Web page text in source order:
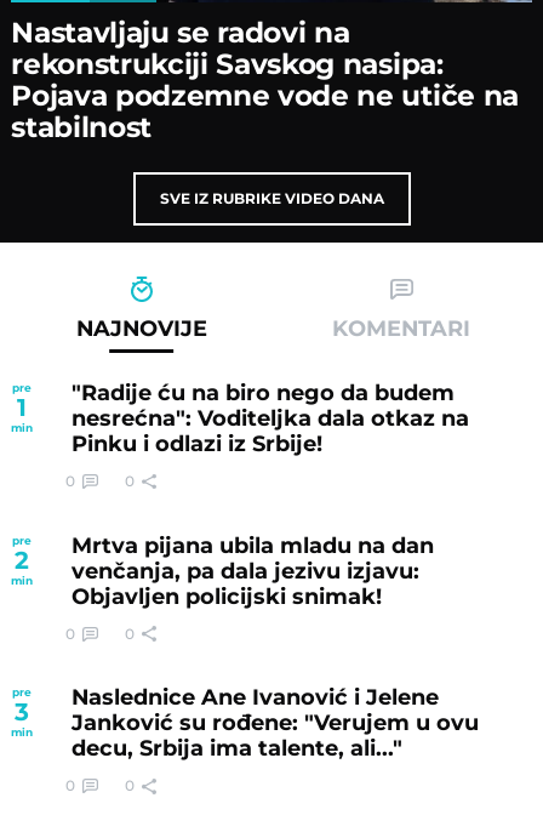
Nastavljaјu se radovi na
rekonstrukciјi Savskog nasipa:
Poјava podzemne vode ne utiče na
stabilnost
SVE IZ RUBRIKE VIDEO DANA
NAJNOVIJE KOMENTARI
pre
1
min
"Radije ću na biro nego da budem
nesrećna": Voditeljka dala otkaz na
Pinku i odlazi iz Srbije!
0 0
pre
2
min
Mrtva pijana ubila mladu na dan
venčanja, pa dala jezivu izjavu:
Objavljen policijski snimak!
0 0
pre
3
min
Naslednice Ane Ivanović i Jelene
Janković su rođene: "Verujem u ovu
decu, Srbija ima talente, ali..."
0 0